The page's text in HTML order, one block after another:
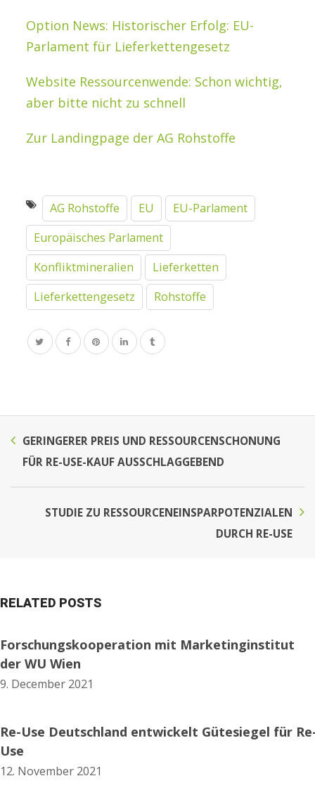
Option News: Historischer Erfolg: EU-
Parlament für Lieferkettengesetz
Website Ressourcenwende: Schon wichtig,
aber bitte nicht zu schnell
Zur Landingpage der AG Rohstoffe
AG Rohstoffe EU
EU-Parlament
Europäisches Parlament
Konfliktmineralien
Lieferketten
Lieferkettengesetz
Rohstoffe
GERINGERER PREIS UND RESSOURCENSCHONUNG
FÜR RE-USE-KAUF AUSSCHLAGGEBEND
STUDIE ZU RESSOURCENEINSPARPOTENZIALEN
DURCH RE-USE
RELATED POSTS
Forschungskooperation mit Marketinginstitut
der WU Wien
9. December 2021
Re-Use Deutschland entwickelt Gütesiegel für
Use
12. November 2021